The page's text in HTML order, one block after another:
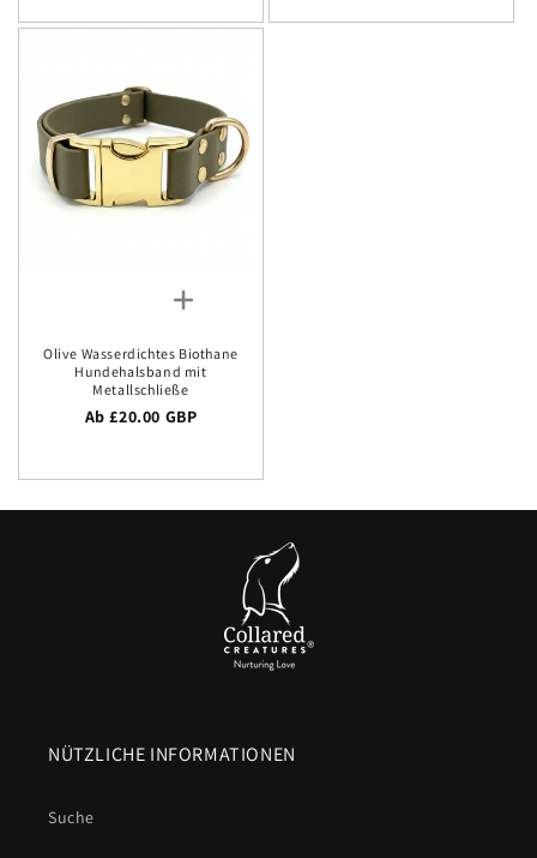
Olive Wasserdichtes Biothane
Hundehalsband mit
Metallschließe
Regulärer Preis
Ab £20.00 GBP
NÜTZLICHE INFORMATIONEN
Suche